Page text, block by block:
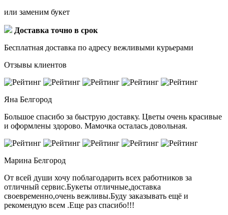
или заменим букет
Доставка точно в срок
Бесплатная доставка по адресу вежливыми курьерами
Отзывы клиентов
Яна Белгород
Большое спасибо за быструю доставку. Цветы очень красивые
и оформлены здорово. Мамочка осталась довольная.
Марина Белгород
От всей души хочу поблагодарить всех работников за
отличный сервис.Букеты отличные,доставка
своевременно,очень вежливы.Буду заказывать ещё и
рекомендую всем .Еще раз спасибо!!!